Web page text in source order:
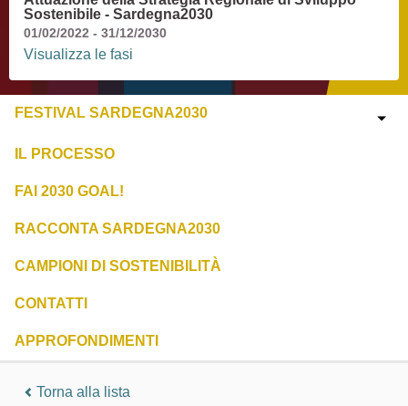
Sostenibile - Sardegna2030
01/02/2022 - 31/12/2030
Visualizza le fasi
FESTIVAL SARDEGNA2030
IL PROCESSO
FAI 2030 GOAL!
RACCONTA SARDEGNA2030
CAMPIONI DI SOSTENIBILITÀ
CONTATTI
APPROFONDIMENTI
Torna alla lista